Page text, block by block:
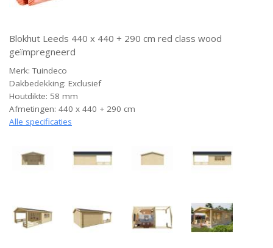
Blokhut Leeds 440 x 440 + 290 cm red class wood
geïmpregneerd
Merk: Tuindeco
Dakbedekking: Exclusief
Houtdikte: 58 mm
Afmetingen: 440 x 440 + 290 cm
Alle specificaties